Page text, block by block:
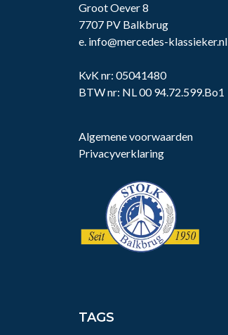
Groot Oever 8
7707 PV Balkbrug
e. info@mercedes-klassieker.nl
KvK nr: 05041480
BTW nr: NL 00 94.72.599.Bo1
Algemene voorwaarden
Privacyverklaring
TAGS